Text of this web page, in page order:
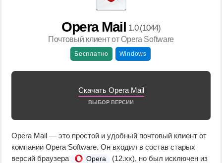
Opera Mail 1.0 (1044)
Почтовый клиент от Opera Software
Бесплатно Windows
Скачать Opera Mail
ВЫБОР ВЕРСИИ
Opera Mail — это простой и удобный почтовый клиент от
компании Opera Software. Он входил в состав старых
версий браузера
Opera
(12.xx), но был исключен из